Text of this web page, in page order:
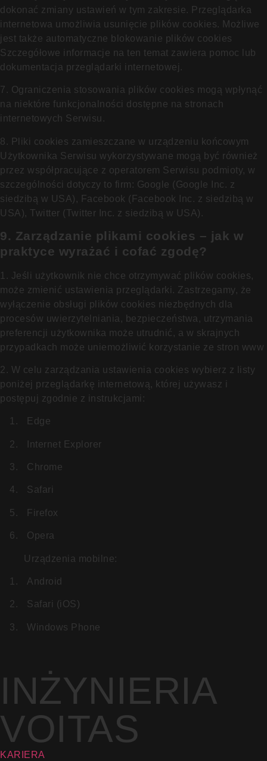
dokonać zmiany ustawień w tym zakresie. Przeglądarka
internetowa umożliwia usunięcie plików cookies. Możliwe
jest także automatyczne blokowanie plików cookies
Szczegółowe informacje na ten temat zawiera pomoc lub
dokumentacja przeglądarki internetowej.
7. Ograniczenia stosowania plików cookies mogą wpłynąć
na niektóre funkcjonalności dostępne na stronach
internetowych Serwisu.
8. Pliki cookies zamieszczane w urządzeniu końcowym
Użytkownika Serwisu wykorzystywane mogą być również
przez współpracujące z operatorem Serwisu podmioty, w
szczególności dotyczy to firm: Google (Google Inc. z
siedzibą w USA), Facebook (Facebook Inc. z siedzibą w
USA), Twitter (Twitter Inc. z siedzibą w USA).
9. Zarządzanie plikami cookies – jak w
praktyce wyrażać i cofać zgodę?
1. Jeśli użytkownik nie chce otrzymywać plików cookies,
może zmienić ustawienia przeglądarki. Zastrzegamy, że
wyłączenie obsługi plików cookies niezbędnych dla
procesów uwierzytelniania, bezpieczeństwa, utrzymania
preferencji użytkownika może utrudnić, a w skrajnych
przypadkach może uniemożliwić korzystanie ze stron www
2. W celu zarządzania ustawienia cookies wybierz z listy
poniżej przeglądarkę internetową, której używasz i
postępuj zgodnie z instrukcjami:
1. Edge
2. Internet Explorer
3. Chrome
4. Safari
5. Firefox
6. Opera
Urządzenia mobilne:
1. Android
2. Safari (iOS)
3. Windows Phone
INŻYNIERIA
VOITAS
KARIERA